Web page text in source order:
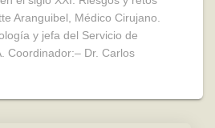
Aranguibel, Médico Cirujano.
y jefa del Servicio de
Coordinador:– Dr. Carlos